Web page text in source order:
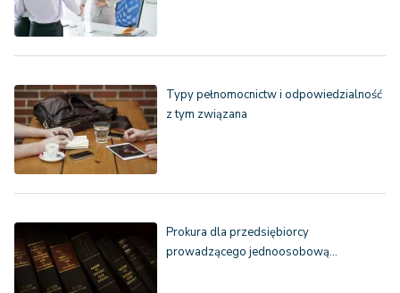
Typy pełnomocnictw i odpowiedzialność
z tym związana
Prokura dla przedsiębiorcy
prowadzącego jednoosobową…